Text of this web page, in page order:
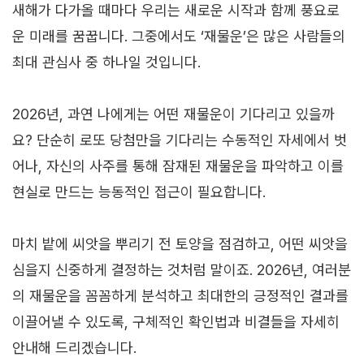
새해가 다가올 때마다 우리는 새로운 시작과 함께 풍요로
운 미래를 꿈꿉니다. 그중에서도 ‘재물운’은 많은 사람들의
최대 관심사 중 하나일 것입니다.
2026년, 과연 나에게는 어떤 재물운이 기다리고 있을까
요? 단순히 로또 당첨만을 기다리는 수동적인 자세에서 벗
어나, 자신의 사주를 통해 잠재된 재물운을 파악하고 이를
현실로 만드는 능동적인 접근이 필요합니다.
마치 밭에 씨앗을 뿌리기 전 토양을 점검하고, 어떤 씨앗을
심을지 신중하게 결정하는 것처럼 말이죠. 2026년, 여러분
의 재물운을 꼼꼼하게 분석하고 최대한의 긍정적인 결과를
이끌어낼 수 있도록, 구체적인 확인법과 비결들을 자세히
안내해 드리겠습니다.